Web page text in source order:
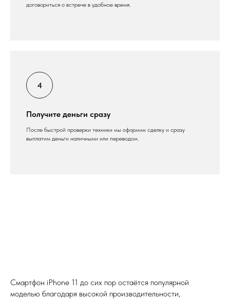
договориться о встрече в удобное время.
Получите деньги сразу
После быстрой проверки техники мы оформим сделку и сразу
выплатим деньги наличными или переводом.
Смартфон iPhone 11 до сих пор остаётся популярной
моделью благодаря высокой производительности,